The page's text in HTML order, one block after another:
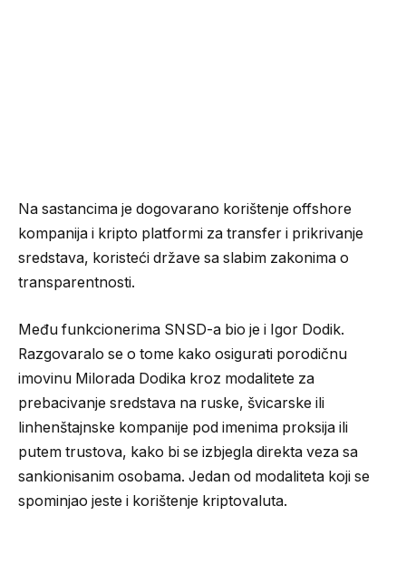
Na sastancima je dogovarano korištenje offshore
kompanija i kripto platformi za transfer i prikrivanje
sredstava, koristeći države sa slabim zakonima o
transparentnosti.
Među funkcionerima SNSD-a bio je i Igor Dodik.
Razgovaralo se o tome kako osigurati porodičnu
imovinu Milorada Dodika kroz modalitete za
prebacivanje sredstava na ruske, švicarske ili
linhenštajnske kompanije pod imenima proksija ili
putem trustova, kako bi se izbjegla direkta veza sa
sankionisanim osobama. Jedan od modaliteta koji se
spominjao jeste i korištenje kriptovaluta.